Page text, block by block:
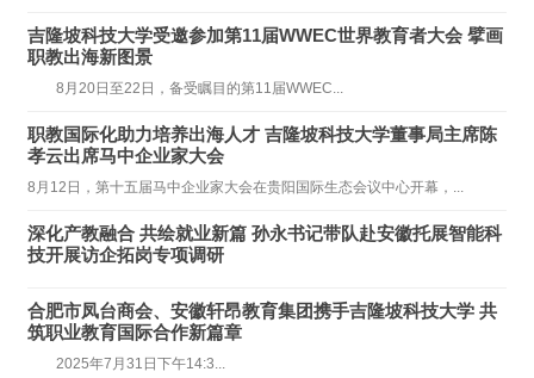
吉隆坡科技大学受邀参加第11届WWEC世界教育者大会 擘画
职教出海新图景
8月20日至22日，备受瞩目的第11届WWEC...
职教国际化助力培养出海人才 吉隆坡科技大学董事局主席陈
孝云出席马中企业家大会
8月12日，第十五届马中企业家大会在贵阳国际生态会议中心开幕，...
​深化产教融合 共绘就业新篇 孙永书记带队赴安徽托展智能科
技开展访企拓岗专项调研
合肥市凤台商会、安徽轩昂教育集团携手吉隆坡科技大学 共
筑职业教育国际合作新篇章
2025年7月31日下午14:3...